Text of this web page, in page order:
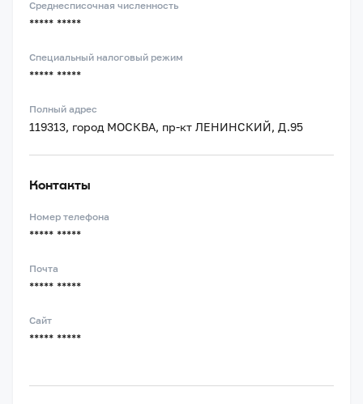
Среднесписочная численность
***** *****
Специальный налоговый режим
***** *****
Полный адрес
119313, город МОСКВА, пр-кт ЛЕНИНСКИЙ, Д.95
Контакты
Номер телефона
***** *****
Почта
***** *****
Сайт
***** *****